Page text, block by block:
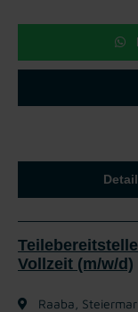
Vollzeit (m/w/d)
Raaba,